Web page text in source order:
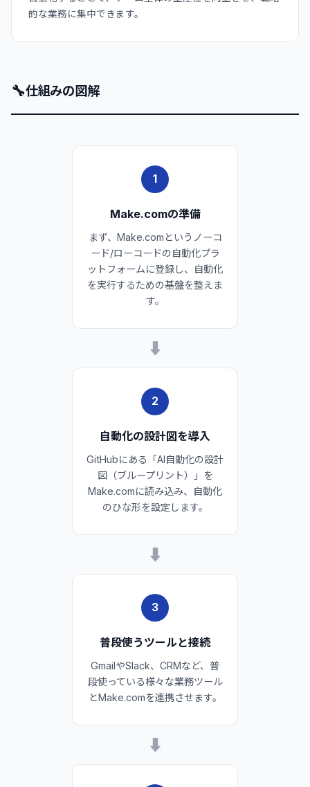
的な業務に集中できます。
🔧仕組みの図解
1
Make.comの準備
まず、Make.comというノーコ
ード/ローコードの自動化プラ
ットフォームに登録し、自動化
を実行するための基盤を整えま
す。
➡
2
自動化の設計図を導入
GitHubにある「AI自動化の設計
図（ブループリント）」を
Make.comに読み込み、自動化
のひな形を設定します。
➡
3
普段使うツールと接続
GmailやSlack、CRMなど、普
段使っている様々な業務ツール
とMake.comを連携させます。
➡